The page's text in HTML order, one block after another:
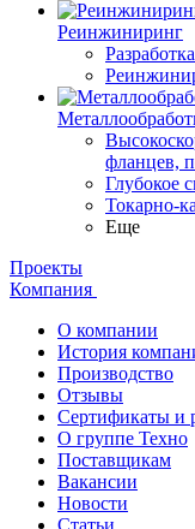
Реинжиниринг
фланцев,
Глубокое
Токарно-
Еще
Проекты
Компания
О компании
История
Производство
Отзывы
Сертификаты и
О группе Техно
Поставщикам
Вакансии
Новости
Статьи